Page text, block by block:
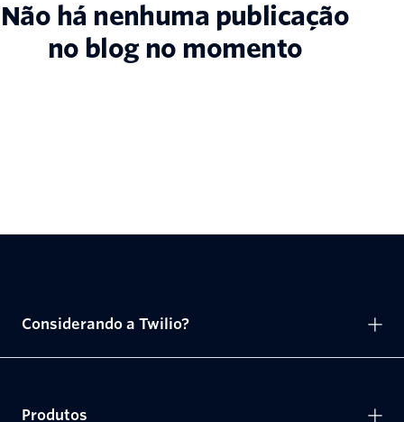
Não há nenhuma publicação
no blog no momento
Considerando a Twilio?
Produtos